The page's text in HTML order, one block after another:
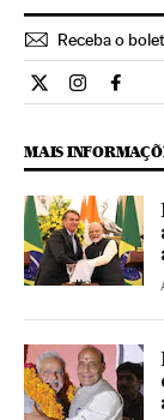
Receba o
Internacional
MAIS